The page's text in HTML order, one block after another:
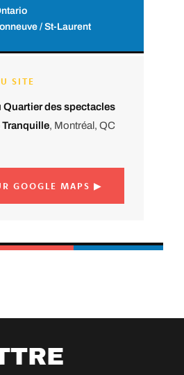
/ St-Laurent
SITE
Quartier des spectacles
Tranquille, Montréal, QC
GOOGLE MAPS ▶